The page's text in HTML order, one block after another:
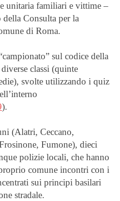
unitaria familiari e vittime –
Consulta per la
di Roma.
sul codice della
classi (quinte
svolte utilizzando i quiz
).
(Alatri, Ceccano,
Fumone), dieci
polizie locali, che hanno
comune incontri con i
sui principi basilari
stradale.